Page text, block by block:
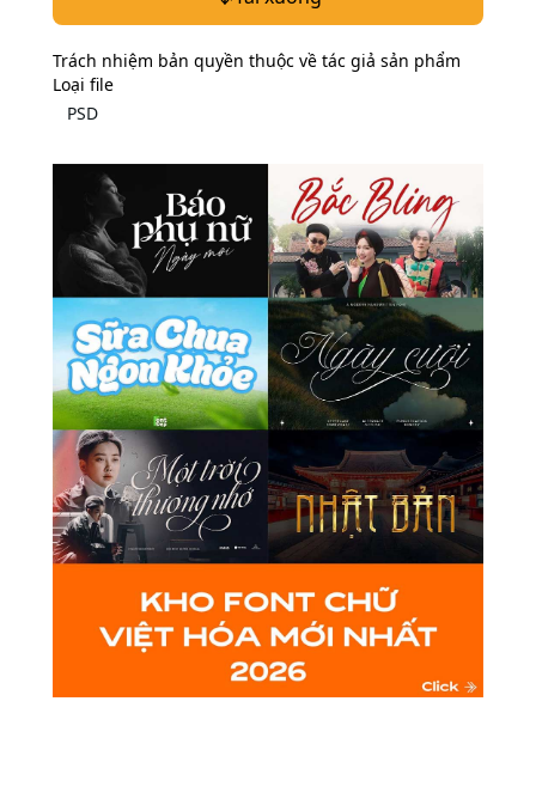
Trách nhiệm bản quyền thuộc về tác giả sản phẩm
Loại file
PSD